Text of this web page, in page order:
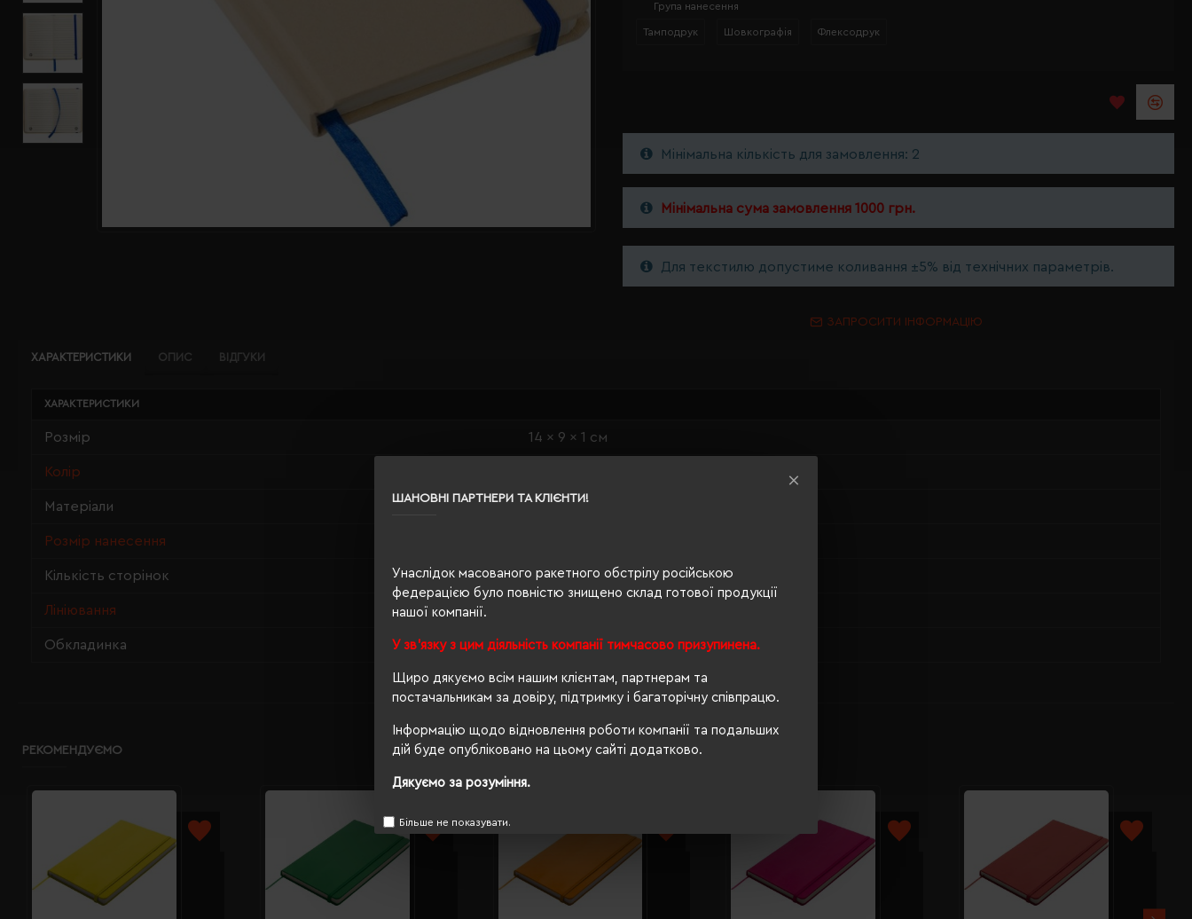
ШАНОВНІ ПАРТНЕРИ ТА КЛІЄНТИ!
Унаслідок масованого ракетного обстрілу російською
федерацією було повністю знищено склад готової продукції
нашої компанії.
У зв'язку з цим діяльність компанії тимчасово призупинена.
Щиро дякуємо всім нашим клієнтам, партнерам та
постачальникам за довіру, підтримку і багаторічну співпрацю.
Інформацію щодо відновлення роботи компанії та подальших
дій буде опубліковано на цьому сайті додатково.
Дякуємо за розуміння.
Більше не показувати.
Група нанесення
Тамподрук Шовкографія Флексодрук
Мінімальна кількість для замовлення: 2
Мінімальна сума замовлення 1000 грн.
Для текстилю допустиме коливання ±5% від технічних параметрів.
ЗАПРОСИТИ ІНФОРМАЦІЮ
ХАРАКТЕРИСТИКИ ОПИС ВІДГУКИ
ХАРАКТЕРИСТИКИ
Розмір 14 x 9 x 1 см
Колір
Матеріали поліестер, гума, папір
Розмір нанесення
Кількість сторінок 320
Лініювання
Обкладинка тверда
РЕКОМЕНДУЄМО